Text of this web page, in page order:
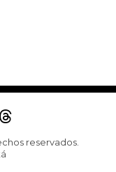
reservados.